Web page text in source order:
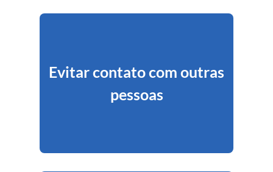
Evitar contato com outras
pessoas